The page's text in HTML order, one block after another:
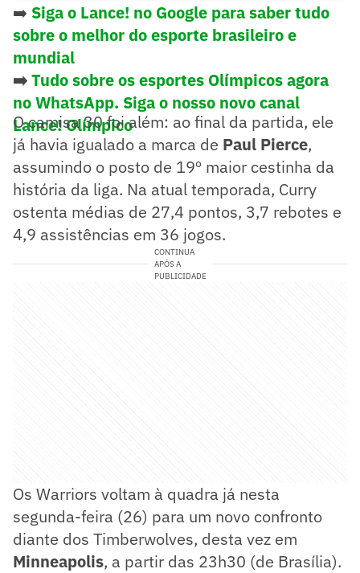
➡️ Siga o Lance! no Google para saber tudo
sobre o melhor do esporte brasileiro e
mundial
➡️Tudo sobre os esportes Olímpicos agora
no WhatsApp. Siga o nosso novo canal
Lance! Olímpico
O camisa 30 foi além: ao final da partida, ele
já havia igualado a marca de Paul Pierce,
assumindo o posto de 19º maior cestinha da
história da liga. Na atual temporada, Curry
ostenta médias de 27,4 pontos, 3,7 rebotes e
4,9 assistências em 36 jogos.
CONTINUA
APÓS A
PUBLICIDADE
Os Warriors voltam à quadra já nesta
segunda-feira (26) para um novo confronto
diante dos Timberwolves, desta vez em
Minneapolis, a partir das 23h30 (de Brasília).